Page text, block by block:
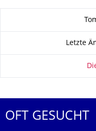
Letzte
OFT GESUCHT